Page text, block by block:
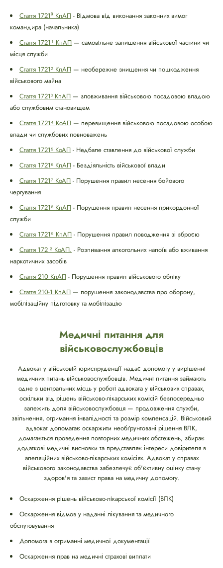
Стаття 1721⁰ КпАП - Відмова від виконання законних вимог
командира (начальника)
Стаття 1721¹ КпАП — самовільне залишення військової частини чи
місця служби
Стаття 1721² КпАП — необережне знищення чи пошкодження
військового майна
Стаття 1721³ КпАП — зловживання військовою посадовою владою
або службовим становищем
Стаття 1721⁴ КоАП — перевищення військовою посадовою особою
влади чи службових повноважень
Стаття 1721⁵ КоАП - Недбале ставлення до військової служби
Стаття 1721⁶ КпАП - Бездіяльність військової влади
Стаття 1721⁷ КоАП - Порушення правил несення бойового
чергування
Стаття 1721⁸ КпАП - Порушення правил несення прикордонної
служби
Стаття 1721⁹ КпАП - Порушення правил поводження зі зброєю
Стаття 172 ² КоАП. - Розпивання алкогольних напоїв або вживання
наркотичних засобів
Стаття 210 КпАП - Порушення правил військового обліку
Стаття 210-1 КпАП — порушення законодавства про оборону,
мобілізаційну підготовку та мобілізацію
Медичні питання для
військовослужбовців
Адвокат у військовій юриспруденції надає допомогу у вирішенні
медичних питань військовослужбовців. Медичні питання займають
одне з центральних місць у роботі адвоката у військових справах,
оскільки від рішень військово-лікарських комісій безпосередньо
залежить доля військовослужбовця — продовження служби,
звільнення, отримання інвалідності та розмір компенсацій. Військовий
адвокат допомагає оскаржити необґрунтовані рішення ВЛК,
домагається проведення повторних медичних обстежень, збирає
додаткові медичні висновки та представляє інтереси довірителя в
апеляційних військово-лікарських комісіях. Адвокат у справах
військового законодавства забезпечує об'єктивну оцінку стану
здоров'я та захист права на медичну допомогу.
Оскарження рішень військово-лікарської комісії (ВЛК)
Оскарження відмов у наданні лікування та медичного
обслуговування
Допомога в отриманні медичної документації
Оскарження прав на медичні страхові виплати